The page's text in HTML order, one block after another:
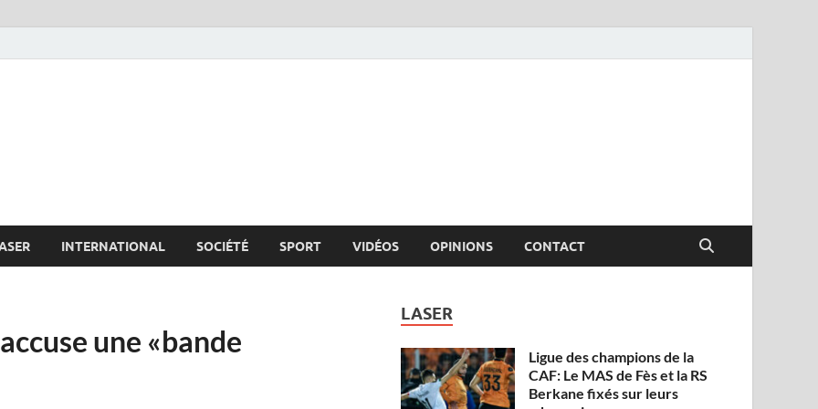
INTERNATIONAL SOCIÉTÉ SPORT VIDÉOS OPINIONS CONTACT
une «bande
LASER
Ligue des champions de la
CAF: Le MAS de Fès et la RS
Berkane fixés sur leurs